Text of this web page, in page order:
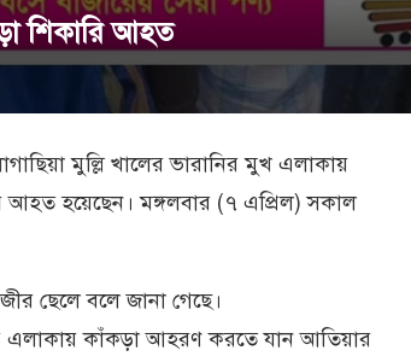
শিকারি আহত
মুল্লি খালের ভারানির মুখ এলাকায়
হয়েছেন। মঙ্গলবার (৭ এপ্রিল) সকাল
ছেলে বলে জানা গেছে।
এলাকায় কাঁকড়া আহরণ করতে যান আতিয়ার